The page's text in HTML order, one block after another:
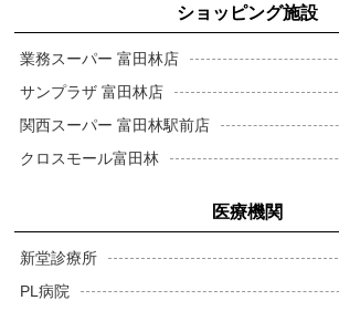
ショッピング施設
業務スーパー 富田林店
サンプラザ 富田林店
関西スーパー 富田林駅前店
クロスモール富田林
医療機関
新堂診療所
PL病院